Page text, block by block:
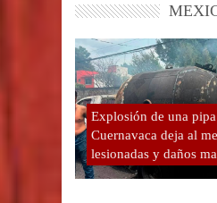
Explosión de una pipa
Cuernavaca deja al
lesionadas y daños